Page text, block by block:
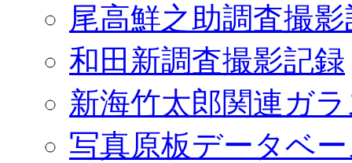
尾高鮮之助調査撮
和田新調査撮影記録
新海竹太郎関連ガ
写真原板データベ